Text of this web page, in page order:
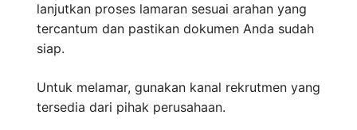
lanjutkan proses lamaran sesuai arahan yang
tercantum dan pastikan dokumen Anda sudah
siap.
Untuk melamar, gunakan kanal rekrutmen yang
tersedia dari pihak perusahaan.